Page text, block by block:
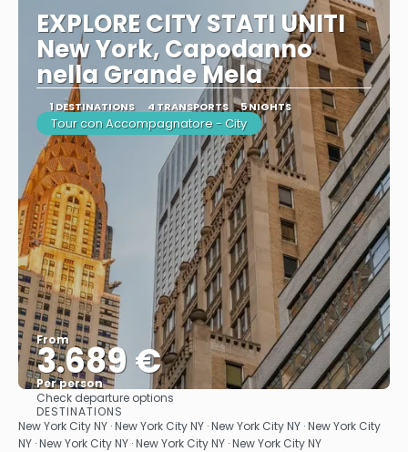
EXPLORE CITY STATI UNITI
New York, Capodanno
nella Grande Mela
1 DESTINATIONS 4 TRANSPORTS 5 NIGHTS
Tour con Accompagnatore - City
From
3.689 €
Per person
Check departure options
DESTINATIONS
New York City NY · New York City NY · New York City NY · New York City
NY · New York City NY · New York City NY · New York City NY